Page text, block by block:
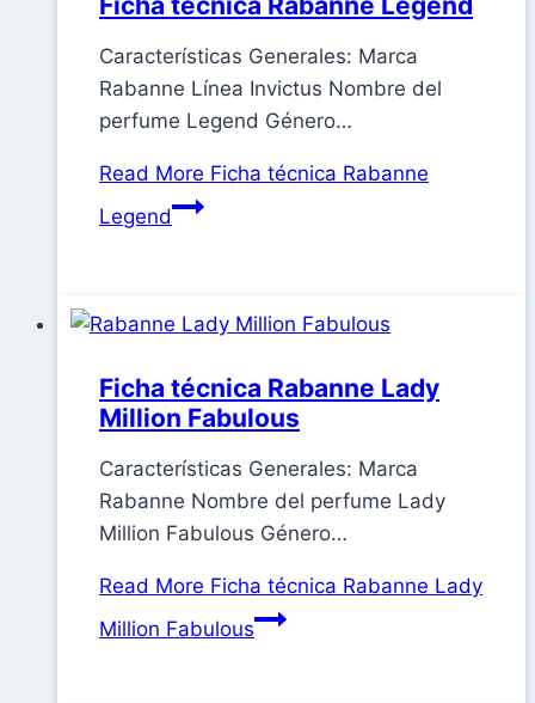
Características Generales: Marca
Rabanne Línea Invictus Nombre del
perfume Legend Género…
Read More Ficha técnica Rabanne
Legend
Ficha técnica Rabanne Lady
Million Fabulous
Características Generales: Marca
Rabanne Nombre del perfume Lady
Million Fabulous Género…
Read More Ficha técnica Rabanne Lady
Million Fabulous